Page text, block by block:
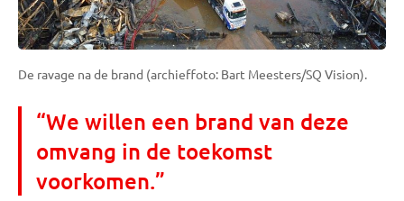
De ravage na de brand (archieffoto: Bart Meesters/SQ Vision).
“We willen een brand van deze
omvang in de toekomst
voorkomen.”